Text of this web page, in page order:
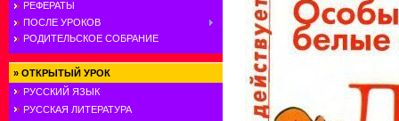
РЕФЕРАТЫ
ПОСЛЕ УРОКОВ
РОДИТЕЛЬСКОЕ СОБРАНИЕ
» ОТКРЫТЫЙ УРОК
РУССКИЙ ЯЗЫК
РУССКАЯ ЛИТЕРАТУРА